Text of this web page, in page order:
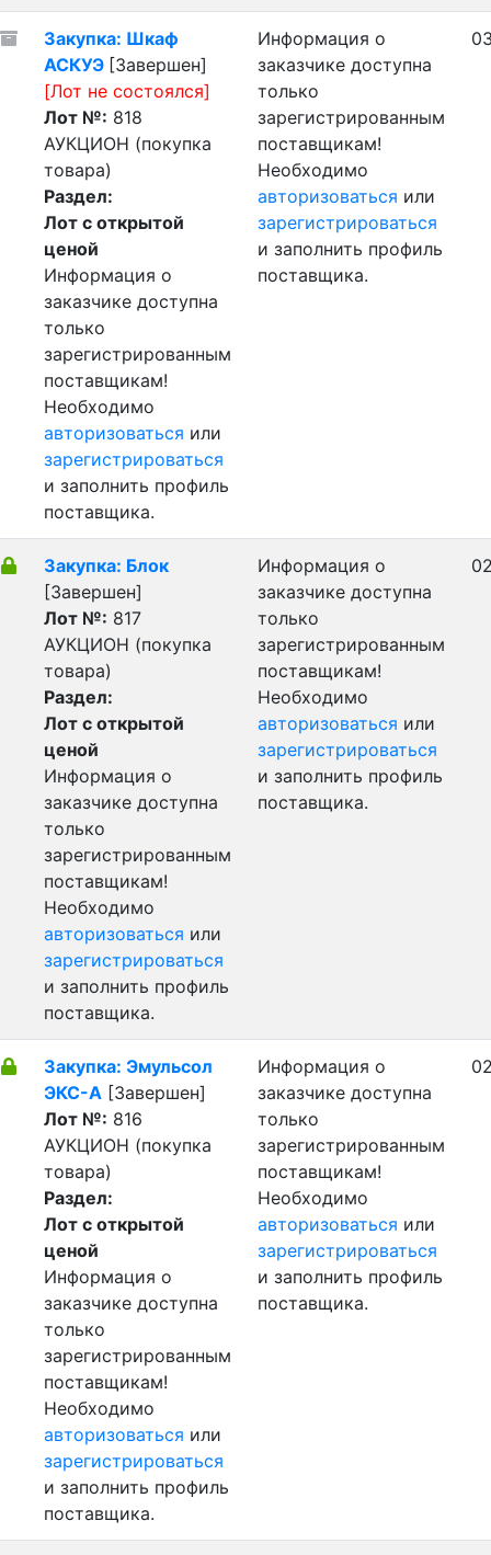
Закупка: Шкаф
АСКУЭ [Завершен]
[Лот не состоялся]
Лот №: 818
АУКЦИОН (покупка
товара)
Раздел:
Лот с открытой
ценой
Информация о
заказчике доступна
только
зарегистрированным
поставщикам!
Необходимо
авторизоваться или
зарегистрироваться
и заполнить профиль
поставщика.
Информация о
заказчике доступна
только
зарегистрированным
поставщикам!
Необходимо
авторизоваться или
зарегистрироваться
и заполнить профиль
поставщика.
Закупка: Блок
[Завершен]
Лот №: 817
АУКЦИОН (покупка
товара)
Раздел:
Лот с открытой
ценой
Информация о
заказчике доступна
только
зарегистрированным
поставщикам!
Необходимо
авторизоваться или
зарегистрироваться
и заполнить профиль
поставщика.
Информация о
заказчике доступна
только
зарегистрированным
поставщикам!
Необходимо
авторизоваться или
зарегистрироваться
и заполнить профиль
поставщика.
Закупка: Эмульсол
ЭКС-А [Завершен]
Лот №: 816
АУКЦИОН (покупка
товара)
Раздел:
Лот с открытой
ценой
Информация о
заказчике доступна
только
зарегистрированным
поставщикам!
Необходимо
авторизоваться или
зарегистрироваться
и заполнить профиль
поставщика.
Информация о
заказчике доступна
только
зарегистрированным
поставщикам!
Необходимо
авторизоваться или
зарегистрироваться
и заполнить профиль
поставщика.